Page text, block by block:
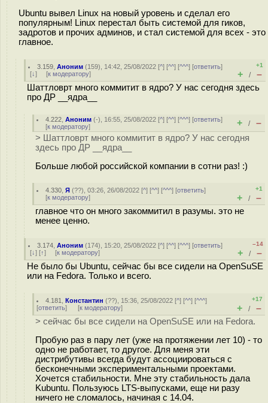
Ubuntu вывел Linux на новый уровень и сделал его
популярным! Linux перестал быть системой для гиков,
зaдрoтoв и прочих админов, и стал системой для всех - это
главное.
3.159 ,Аноним (159), 14:42, 25/08/2022 [^] [^^] [^^^] [ответить]
[↓] [к модератору]
+1
+ / –
Шаттловрт много коммитит в ядро? У нас сегодня здесь
про ДР __ядра__
4.222 ,Аноним (-), 16:55, 25/08/2022 [^] [^^] [^^^] [ответить]
[к модератору] + / –
> Шаттловрт много коммитит в ядро? У нас сегодня
здесь про ДР __ядра__
Больше любой российской компании в сотни раз! :)
4.330 ,Я (??), 03:26, 26/08/2022 [^] [^^] [^^^] [ответить]
[к модератору]
+1
+ / –
главное что он много закоммитил в разумы. это не
менее ценно.
3.174 ,Аноним (174), 15:20, 25/08/2022 [^] [^^] [^^^] [ответить]
[↓] [↑] [к модератору]
–14
+ / –
Не было бы Ubuntu, сейчас бы все сидели на OpenSuSE
или на Fedora. Только и всего.
4.181 ,Константин (??), 15:36, 25/08/2022 [^] [^^] [^^^]
[ответить] [к модератору]
+17
+ / –
> сейчас бы все сидели на OpenSuSE или на Fedora.
Пробую раз в пару лет (уже на протяжении лет 10) - то
одно не работает, то другое. Для меня эти
дистрибутивы всегда будут ассоциироваться с
бесконечными экспериментальными проектами.
Хочется стабильности. Мне эту стабильность дала
Kubuntu. Пользуюсь LTS-выпусками, еще ни разу
ничего не сломалось, начиная с 14.04.